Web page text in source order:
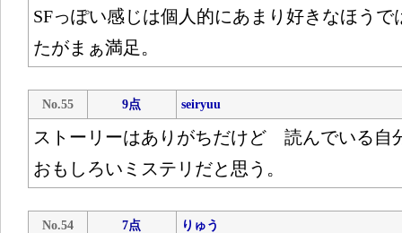
SFっぽい感じは個人的にあまり好きなほう
たがまぁ満足。
No.55 9点 seiryuu
ストーリーはありがちだけど 読んでいる自
おもしろいミステリだと思う。
No.54 7点 りゅう